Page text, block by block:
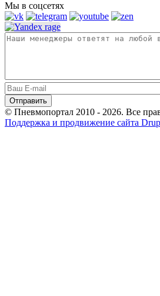
Мы в соцсетях
© Пневмопортал 2010 - 2026. Все
Поддержка и продвижение сайта